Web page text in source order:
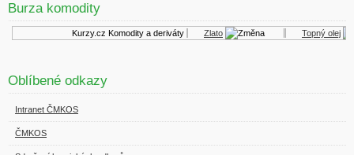
Burza komodity
Kurzy.cz Komodity a deriváty Zlato Topný olej
Oblíbené odkazy
Intranet ČMKOS
ČMKOS